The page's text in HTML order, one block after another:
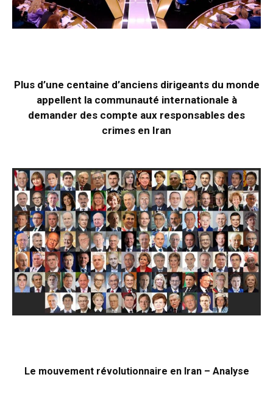
Plus d’une centaine d’anciens dirigeants du monde
appellent la communauté internationale à
demander des compte aux responsables des
crimes en Iran
Le mouvement révolutionnaire en Iran – Analyse